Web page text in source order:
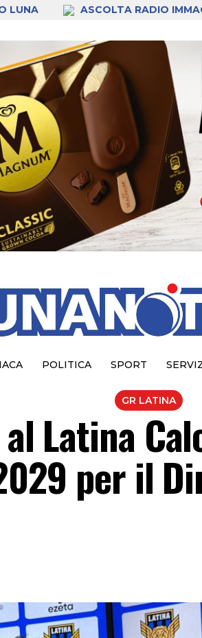
LUNA ASCOLTA RADIO
POLITICA SPORT
GR LATINA
Latina
per il